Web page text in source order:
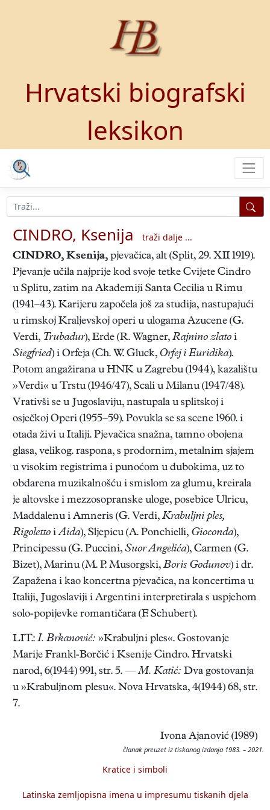
Hrvatski biografski
leksikon
CINDRO, Ksenija
traži dalje ...
CINDRO, Ksenija, pjevačica, alt (Split, 29. XII 1919).
Pjevanje učila najprije kod svoje tetke Cvijete Cindro
u Splitu, zatim na Akademiji Santa Cecilia u Rimu
(1941–43). Karijeru započela još za studija, nastupajući
u rimskoj Kraljevskoj operi u ulogama Azucene (G.
Verdi, Trubadur), Erde (R. Wagner, Rajnino zlato i
Siegfried) i Orfeja (Ch. W. Gluck, Orfej i Euridika).
Potom angažirana u HNK u Zagrebu (1944), kazalištu
»Verdi« u Trstu (1946/47), Scali u Milanu (1947/48).
Vrativši se u Jugoslaviju, nastupala u splitskoj i
osječkoj Operi (1955–59). Povukla se sa scene 1960. i
otada živi u Italiji. Pjevačica snažna, tamno obojena
glasa, velikog. raspona, s prodornim, metalnim sjajem
u visokim registrima i punoćom u dubokima, uz to
obdarena muzikalnošću i smislom za glumu, kreirala
je altovske i mezzosopranske uloge, posebice Ulricu,
Maddalenu i Amneris (G. Verdi, Krabuljni ples,
Rigoletto iAida), Sljepicu (A. Ponchielli, Gioconda),
Principessu (G. Puccini, Suor Angelića), Carmen (G.
Bizet), Marinu (M. P. Musorgski, Boris Godunov) i dr.
Zapažena i kao koncertna pjevačica, na koncertima u
Italiji, Jugoslaviji i Argentini interpretirala s uspjehom
solo-popijevke romantičara (F. Schubert).
LIT.: I. Brkanović: »Krabuljni ples«. Gostovanje
Marije Frankl-Borčić i Ksenije Cindro. Hrvatski
narod, 6(1944) 991, str. 5. —M. Katić: Dva gostovanja
u »Krabuljnom plesu«. Nova Hrvatska, 4(1944) 68, str.
7.
Ivona Ajanović (1989)
članak preuzet iz tiskanog izdanja 1983. – 2021.
Kratice i simboli
Latinska zemljopisna imena u impresumu tiskanih djela